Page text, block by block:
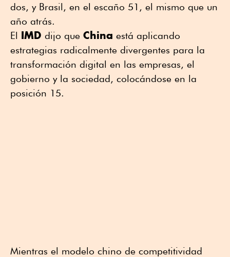
dos, y Brasil, en el escaño 51, el mismo que un
año atrás.
El IMD dijo que China está aplicando
estrategias radicalmente divergentes para la
transformación digital en las empresas, el
gobierno y la sociedad, colocándose en la
posición 15.
Mientras el modelo chino de competitividad